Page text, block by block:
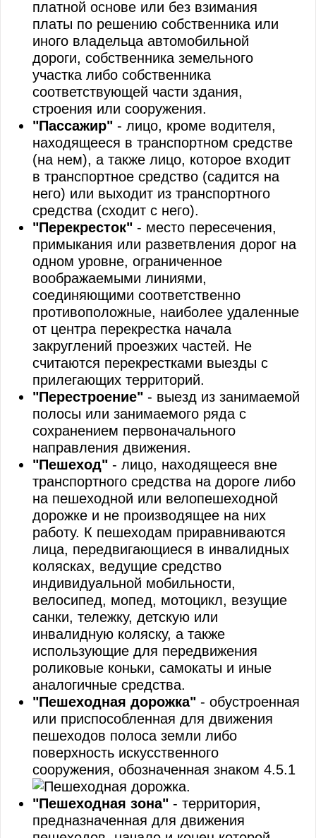
платной основе или без взимания
платы по решению собственника или
иного владельца автомобильной
дороги, собственника земельного
участка либо собственника
соответствующей части здания,
строения или сооружения.
"Пассажир" - лицо, кроме водителя,
находящееся в транспортном средстве
(на нем), а также лицо, которое входит
в транспортное средство (садится на
него) или выходит из транспортного
средства (сходит с него).
"Перекресток" - место пересечения,
примыкания или разветвления дорог на
одном уровне, ограниченное
воображаемыми линиями,
соединяющими соответственно
противоположные, наиболее удаленные
от центра перекрестка начала
закруглений проезжих частей. Не
считаются перекрестками выезды с
прилегающих территорий.
"Перестроение" - выезд из занимаемой
полосы или занимаемого ряда с
сохранением первоначального
направления движения.
"Пешеход" - лицо, находящееся вне
транспортного средства на дороге либо
на пешеходной или велопешеходной
дорожке и не производящее на них
работу. К пешеходам приравниваются
лица, передвигающиеся в инвалидных
колясках, ведущие средство
индивидуальной мобильности,
велосипед, мопед, мотоцикл, везущие
санки, тележку, детскую или
инвалидную коляску, а также
использующие для передвижения
роликовые коньки, самокаты и иные
аналогичные средства.
"Пешеходная дорожка" - обустроенная
или приспособленная для движения
пешеходов полоса земли либо
поверхность искусственного
сооружения, обозначенная знаком 4.5.1
.
"Пешеходная зона" - территория,
предназначенная для движения